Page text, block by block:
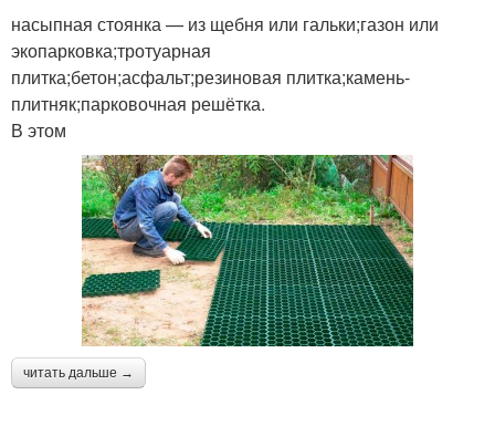
насыпная стоянка — из щебня или гальки;газон или
экопарковка;тротуарная
плитка;бетон;асфальт;резиновая плитка;камень-
плитняк;парковочная решётка.
В этом
читать дальше →